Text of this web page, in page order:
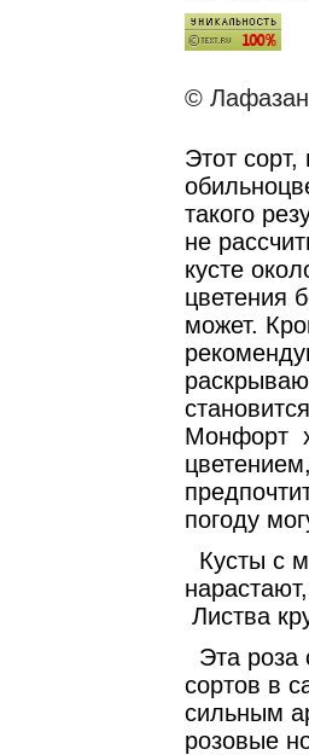
©
Этот
такого
не
кусте
цветения
может.
Монфорт
погоду
Кусты с
Листва
Эта роза
сортов в
сильным
розовые